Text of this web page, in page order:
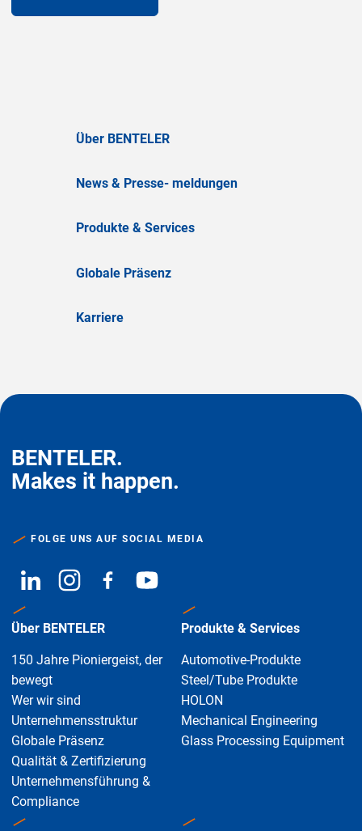
Über BENTELER
News & Presse- meldungen
Produkte & Services
Globale Präsenz
Karriere
BENTELER.
Makes it happen.
FOLGE UNS AUF SOCIAL MEDIA
Über BENTELER
150 Jahre Pioniergeist, der
bewegt
Wer wir sind
Unternehmensstruktur
Globale Präsenz
Qualität & Zertifizierung
Unternehmensführung &
Compliance
Produkte & Services
Automotive-Produkte
Steel/Tube Produkte
HOLON
Mechanical Engineering
Glass Processing Equipment